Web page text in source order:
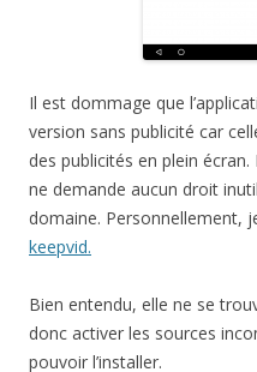
Il est dommage que
version sans publicité car
des publicités en plein
ne demande aucun droit
domaine. Personnellement,
keepvid.
Bien entendu, elle ne se
donc activer les sources
pouvoir l’installer.